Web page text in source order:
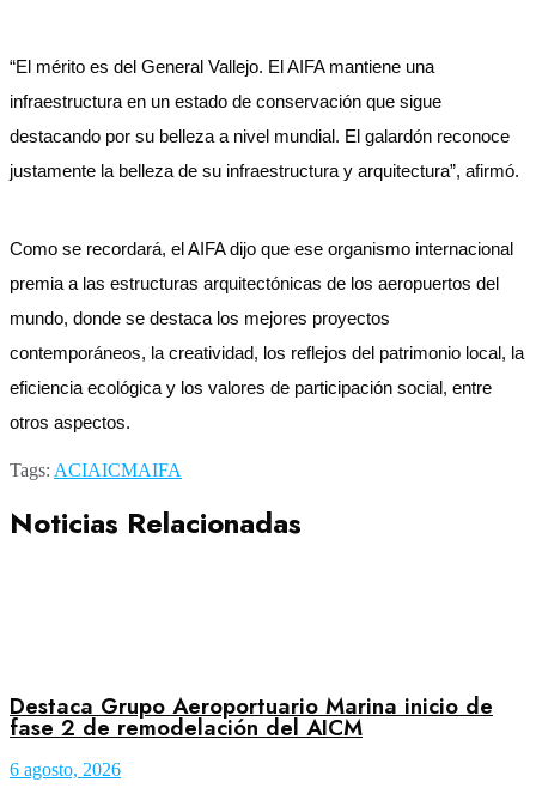
“El mérito es del General Vallejo. El AIFA mantiene una
infraestructura en un estado de conservación que sigue
destacando por su belleza a nivel mundial. El galardón reconoce
justamente la belleza de su infraestructura y arquitectura”, afirmó.
Como se recordará, el AIFA dijo que ese organismo internacional
premia a las estructuras arquitectónicas de los aeropuertos del
mundo, donde se destaca los mejores proyectos
contemporáneos, la creatividad, los reflejos del patrimonio local, la
eficiencia ecológica y los valores de participación social, entre
otros aspectos.
Tags: ACIAICMAIFA
Noticias Relacionadas
Destaca Grupo Aeroportuario Marina inicio de
fase 2 de remodelación del AICM
6 agosto, 2026